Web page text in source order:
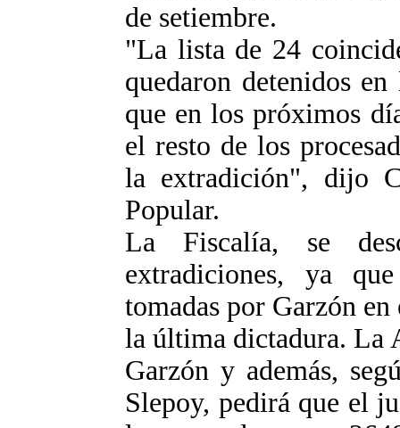
de setiembre.
"La lista de 24
quedaron detenidos
que en los próximos
el resto de los
la extradición", dijo
Popular.
La Fiscalía, se
extradiciones, ya
tomadas por Garzón
la última dictadura. La
Garzón y además,
Slepoy, pedirá que el